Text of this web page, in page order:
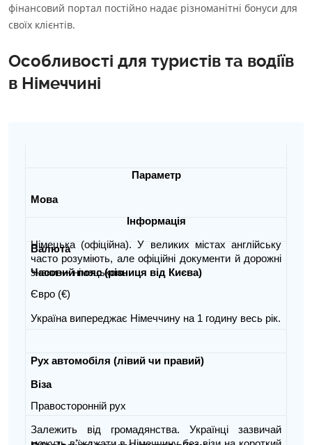
фінансовий портал постійно надає різноманітні бонуси для
своїх клієнтів.
Особливості для туристів та водіїв
в Німеччині
Параметр
Інформація
Мова
Німецька (офіційна). У великих містах англійську
часто розуміють, але офіційні документи й дорожні
знаки — німецькою.
Валюта
Євро (€)
Часовий пояс (різниця від Києва)
Україна випереджає Німеччину на 1 годину весь рік.
Рух автомобіля (лівий чи правий)
Правосторонній рух
Віза
Залежить від громадянства. Українці зазвичай